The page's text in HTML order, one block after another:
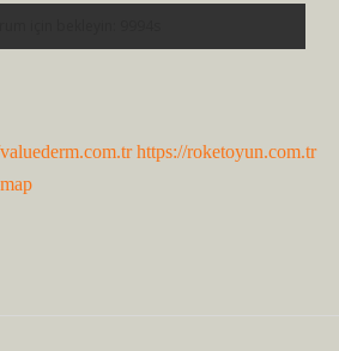
https://roketoyun.com.tr